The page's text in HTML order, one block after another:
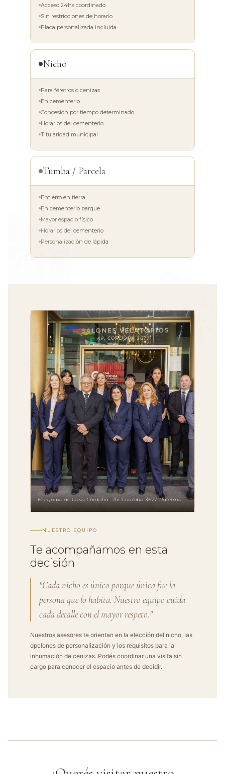
Acceso 24hs coordinado
Sin restricciones de horario
Placa personalizada incluida
Nicho
Para féretros o cenizas
En cementerio
Concesión por tiempo determinado
Horarios del cementerio
Titularidad municipal
Tumba / Parcela
Entierro en tierra
En cementerio parque
Mayor espacio físico
Horarios del cementerio
Personalización de lápida
El equipo de Casa Córdoba · Av. Córdoba 3677, Palermo
NUESTRO EQUIPO
Te acompañamos en esta
decisión
"Cada nicho es único porque única fue la
persona que lo habita. Nuestro equipo cuida
cada detalle con el mayor respeto."
Nuestros asesores te orientan en la elección del nicho, las
opciones de personalización y los requisitos para la
inhumación de cenizas. Podés coordinar una visita sin
cargo para conocer el espacio antes de decidir.